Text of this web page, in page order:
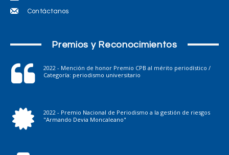
Contáctanos
Premios y Reconocimientos
2022 - Mención de honor Premio CPB al mérito periodístico /
Categoría: periodismo universitario
2022 - Premio Nacional de Periodismo a la gestión de riesgos
"Armando Devia Moncaleano"